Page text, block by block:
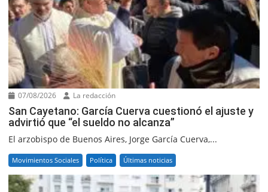
07/08/2026 La redacción
San Cayetano: García Cuerva cuestionó el ajuste y
advirtió que “el sueldo no alcanza”
El arzobispo de Buenos Aires, Jorge García Cuerva,...
Movimientos Sociales Política Últimas noticias